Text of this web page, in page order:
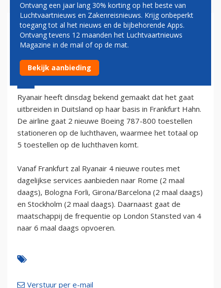
RYANAIR BREIDT UIT IN
DUITSLAND
2 oktober 2002 - 2:00
Ryanair heeft dinsdag bekend gemaakt dat het gaat
uitbreiden in Duitsland op haar basis in Frankfurt Hahn.
De airline gaat 2 nieuwe Boeing 787-800 toestellen
stationeren op de luchthaven, waarmee het totaal op
5 toestellen op de luchthaven komt.
Vanaf Frankfurt zal Ryanair 4 nieuwe routes met
dagelijkse services aanbieden naar Rome (2 maal
daags), Bologna Forli, Girona/Barcelona (2 maal daags)
en Stockholm (2 maal daags). Daarnaast gaat de
maatschappij de frequentie op London Stansted van 4
naar 6 maal daags opvoeren.
Verstuur per e-mail
Ontvang een jaar lang 30% korting op het beste van
Luchtvaartnieuws en Zakenreisnieuws. Krijg onbeperkt
toegang tot al het nieuws en de bijbehorende Apps.
Ontvang tevens 12 maanden het Luchtvaartnieuws
Magazine in de mail of op de mat.
Bekijk aanbieding